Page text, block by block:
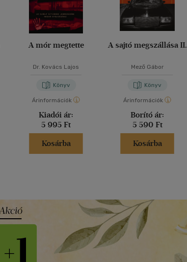
A mór megtette
Dr. Kovács Lajos
Könyv
Árinformációk
Kiadói ár:
5 995 Ft
Kosárba
A sajtó megszállása II.
Mező Gábor
Könyv
Árinformációk
Borító ár:
5 590 Ft
Kosárba